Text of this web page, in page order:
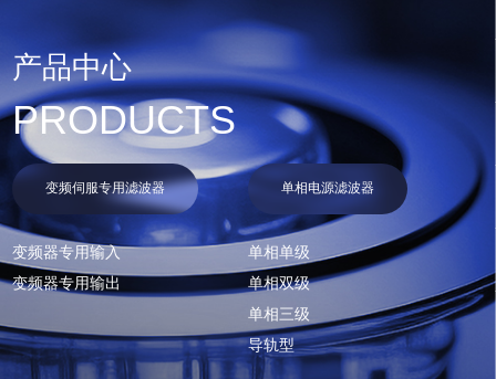
产品中心
PRODUCTS
变频伺服专用滤波器
变频器专用输入
变频器专用输出
单相电源滤波器
单相单级
单相双级
单相三级
导轨型